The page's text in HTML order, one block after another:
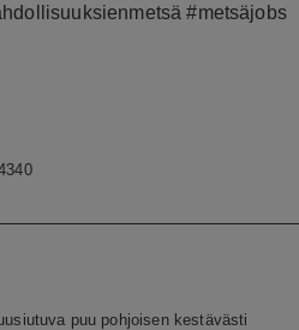
#metsäjobs
puu pohjoisen kestävästi